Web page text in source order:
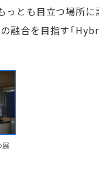
っとも目立つ場所
融合を目指す「
展